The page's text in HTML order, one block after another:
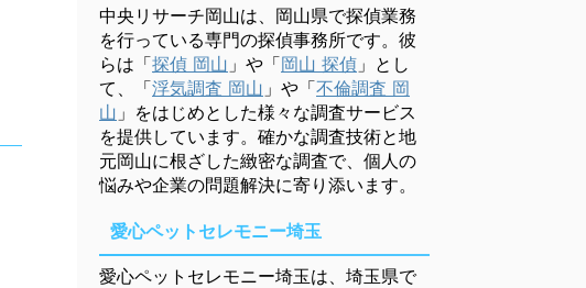
中央リサーチ岡山は、岡山県で探偵業務
を行っている専門の探偵事務所です。彼
らは「探偵 岡山 」や「岡山 探偵 」とし
て、「浮気調査 岡山 」や「不倫調査 岡
山 」をはじめとした様々な調査サービス
を提供しています。確かな調査技術と地
元岡山に根ざした緻密な調査で、個人の
悩みや企業の問題解決に寄り添います。
愛心ペットセレモニー埼玉
愛心ペットセレモニー埼玉は、埼玉県で